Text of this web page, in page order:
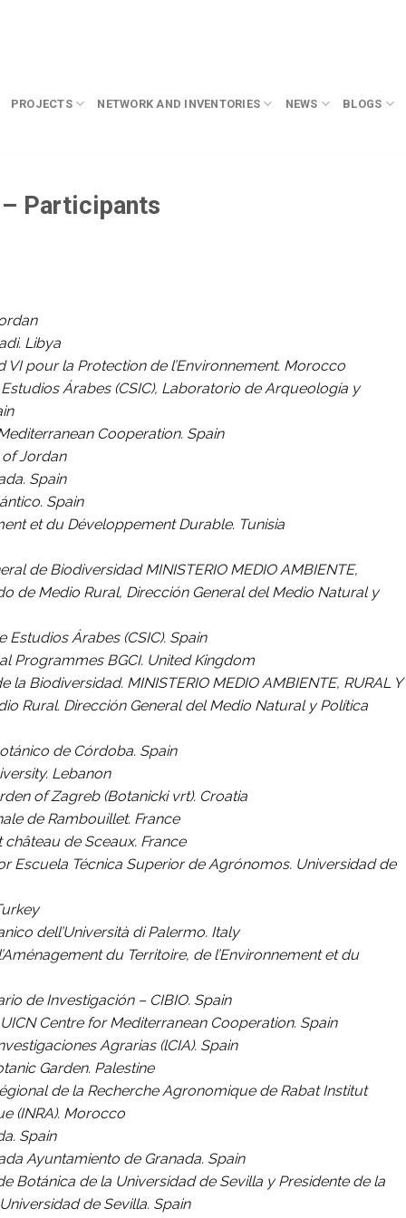
PROJECTS NETWORK AND INVENTORIES NEWS BLOGS
Participants
Libya
VI pour la Protection de l’Environnement. Morocco
Árabes (CSIC), Laboratorio de Arqueología y
Cooperation. Spain
Jordan
Spain
Spain
et du Développement Durable. Tunisia
de Biodiversidad MINISTERIO MEDIO AMBIENTE,
de Medio Rural, Dirección General del Medio Natural y
Estudios Árabes (CSIC). Spain
Programmes BGCI. United Kingdom
la Biodiversidad. MINISTERIO MEDIO AMBIENTE, RURAL Y
Rural. Dirección General del Medio Natural yPolítica
de Córdoba. Spain
Lebanon
of Zagreb (Botanicki vrt). Croatia
de Rambouillet. France
château de Sceaux. France
Escuela Técnica Superior de Agrónomos. Universidad de
dell’Università di Palermo. Italy
du Territoire, de l’Environnement et du
de Investigación – CIBIO. Spain
Centre for Mediterranean Cooperation. Spain
Agrarias (lCIA). Spain
Garden. Palestine
de la Recherche Agronomique de Rabat Institut
(INRA). Morocco
Spain
Ayuntamiento de Granada. Spain
Botánica de la Universidad de Sevilla y Presidente de la
de Sevilla. Spain